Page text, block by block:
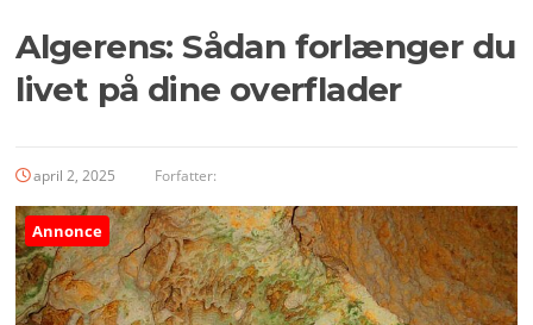
Algerens: Sådan forlænger du
livet på dine overflader
april 2, 2025 Forfatter:
Annonce